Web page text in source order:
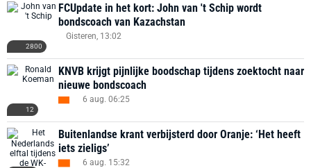
2800
FCUpdate in het kort: John van 't Schip wordt
bondscoach van Kazachstan
Gisteren, 13:02
12
KNVB krijgt pijnlijke boodschap tijdens zoektocht naar
nieuwe bondscoach
6 aug. 06:25
Buitenlandse krant verbijsterd door Oranje: ‘Het heeft
iets zieligs’
6 aug. 15:32